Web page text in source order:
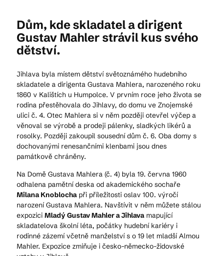
Dům, kde skladatel a dirigent
Gustav Mahler strávil kus svého
dětství.
Jihlava byla místem dětství světoznámého hudebního
skladatele a dirigenta Gustava Mahlera, narozeného roku
1860 v Kalištích u Humpolce. V prvním roce jeho života se
rodina přestěhovala do Jihlavy, do domu ve Znojemské
ulici č. 4. Otec Mahlera si v něm později otevřel výčep a
věnoval se výrobě a prodeji pálenky, sladkých likérů a
rosolky. Později zakoupil sousední dům č. 6. Oba domy s
dochovanými renesančními klenbami jsou dnes
památkově chráněny.
Na Domě Gustava Mahlera (č. 4) byla 19. června 1960
odhalena pamětní deska od akademického sochaře
Milana Knoblocha při příležitosti oslav 100. výročí
narození Gustava Mahlera. Navštívit v něm můžete stálou
expozici Mladý Gustav Mahler a Jihlava mapující
skladatelova školní léta, počátky hudební kariéry i
rodinné zázemí včetně manželství s o 19 let mladší Almou
Mahler. Expozice zmiňuje i česko-německo-židovské